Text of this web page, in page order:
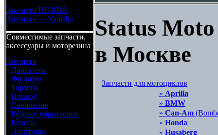
Запчасти HONDA
Запчасти — Yamaha
Совместимые запчасти,
аксессуары и моторезина
Запчасти
Двигатель
Фильтры
Тормоза
Привод
Сцепление
Рулевое управление
Колеса
Электрика
Status
в Москве
Запчасти для мотоциклов
» Aprilia
» BMW
» Can-Am
» Honda
» Husaberg